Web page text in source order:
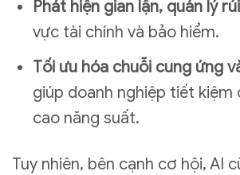
Phát hiện gian lận, quản lý
vực tài chính và bảo hiểm.
Tối ưu hóa chuỗi cung ứng
giúp doanh nghiệp tiết kiệm
cao năng suất.
Tuy nhiên, bên cạnh cơ hội, AI